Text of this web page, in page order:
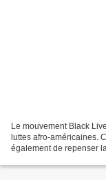
Le mouvement Black
luttes afro-américaines.
également de repenser